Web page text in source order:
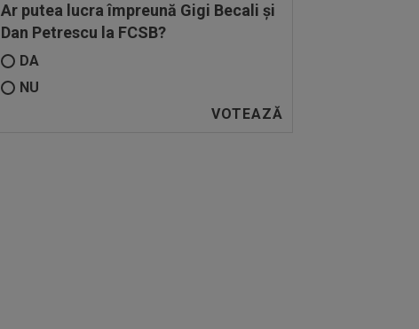
Ar putea lucra împreună Gigi Becali și
Dan Petrescu la FCSB?
DA
NU